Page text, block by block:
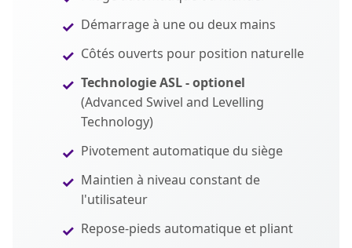
Démarrage à une ou deux mains
Côtés ouverts pour position naturelle
Technologie ASL - optionel
(Advanced Swivel and Levelling
Technology)
Pivotement automatique du siège
Maintien à niveau constant de
l'utilisateur
Repose-pieds automatique et pliant